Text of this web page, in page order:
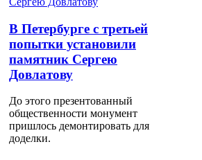
В Петербурге с третьей
попытки установили
памятник Сергею
Довлатову
До этого презентованный
общественности монумент
пришлось демонтировать для
доделки.